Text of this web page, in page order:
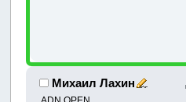
Михаил Лахин